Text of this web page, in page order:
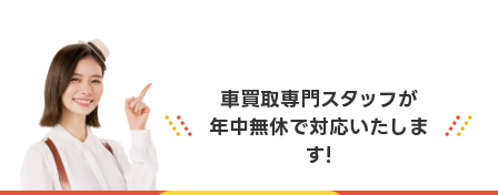
車買取専門スタッフが
年中無休で対応いたしま
す!